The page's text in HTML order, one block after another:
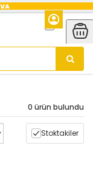
0 ürün bulundu
Stoktakiler